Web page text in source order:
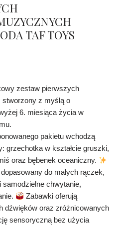
TAF TOYS
zestaw pierwszych
stworzony z myślą o
6. miesiąca życia w
pakietu wchodzą
grzechotka w kształcie gruszki,
oraz bębenek oceaniczny.
do małych rączek,
samodzielne chwytanie,
Zabawki oferują
dźwięków oraz zróżnicowanych
sensoryczną bez użycia